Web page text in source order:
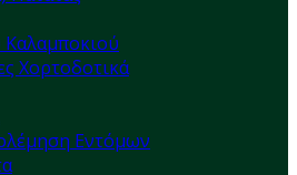
Καλαμποκιού
Χορτοδοτικά
Εντόμων